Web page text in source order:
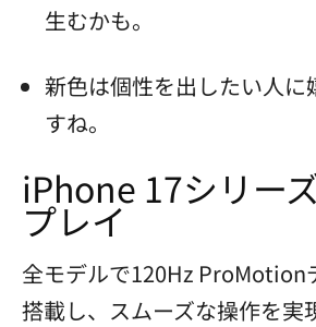
生むかも。
新色は個性を出したい人に
すね。
iPhone 17シリー
プレイ
全モデルで120Hz ProMotion
搭載し、スムーズな操作を実